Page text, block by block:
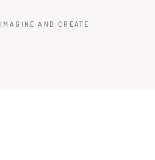
IMAGINE AND CREATE